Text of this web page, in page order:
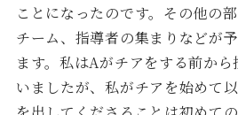
ことになったのです。その他の
チーム、指導者の集まりなどが
ます。私はAがチアをする前か
いましたが、私がチアを始めて